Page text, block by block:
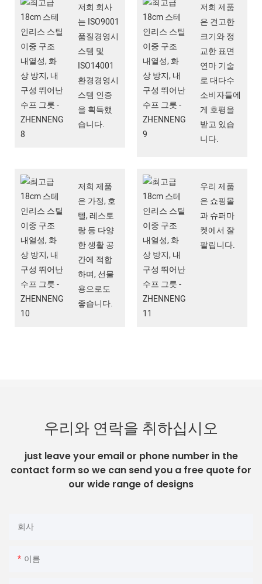
저희 회사
는 ISO9001
품질경영시
스템 및
ISO14001
환경경영시
스템 인증
을 획득했
습니다.
저희 제품
은 견고한
크기와 정
교한 표면
연마 기술
로 대다수
소비자들에
게 호평을
받고 있습
니다.
저희 제품
은 가정, 호
텔, 레스토
랑 등 다양
한 생활 공
간에 적합
하며, 선물
용으로도
좋습니다.
우리 제품
은 쇼핑몰
과 슈퍼마
켓에서 잘
팔립니다.
우리와 연락을 취하십시오
just leave your email or phone number in the
contact form so we can send you a free quote for
our wide range of designs
회사
이름